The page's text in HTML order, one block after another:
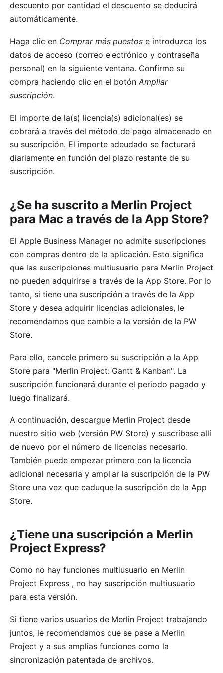
descuento por cantidad el descuento se deducirá
automáticamente.
Haga clic en Comprar más puestos e introduzca los
datos de acceso (correo electrónico y contraseña
personal) en la siguiente ventana. Confirme su
compra haciendo clic en el botón Ampliar
suscripción.
El importe de la(s) licencia(s) adicional(es) se
cobrará a través del método de pago almacenado en
su suscripción. El importe adeudado se facturará
diariamente en función del plazo restante de su
suscripción.
¿Se ha suscrito a Merlin Project
para Mac a través de la App Store?
El Apple Business Manager no admite suscripciones
con compras dentro de la aplicación. Esto significa
que las suscripciones multiusuario para Merlin Project
no pueden adquirirse a través de la App Store. Por lo
tanto, si tiene una suscripción a través de la App
Store y desea adquirir licencias adicionales, le
recomendamos que cambie a la versión de la PW
Store.
Para ello, cancele primero su suscripción a la App
Store para "Merlin Project: Gantt & Kanban". La
suscripción funcionará durante el periodo pagado y
luego finalizará.
A continuación, descargue Merlin Project desde
nuestro sitio web (versión PW Store) y suscríbase allí
de nuevo por el número de licencias necesario.
También puede empezar primero con la licencia
adicional necesaria y ampliar la suscripción de la PW
Store una vez que caduque la suscripción de la App
Store.
¿Tiene una suscripción a Merlin
Project Express?
Como no hay funciones multiusuario en Merlin
Project Express , no hay suscripción multiusuario
para esta versión.
Si tiene varios usuarios de Merlin Project trabajando
juntos, le recomendamos que se pase a Merlin
Project y a sus amplias funciones como la
sincronización patentada de archivos.